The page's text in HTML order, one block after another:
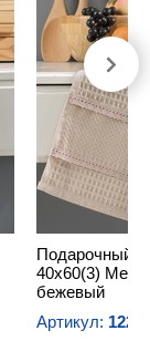
Подарочный
40х60(3)
бежевый
Артикул: